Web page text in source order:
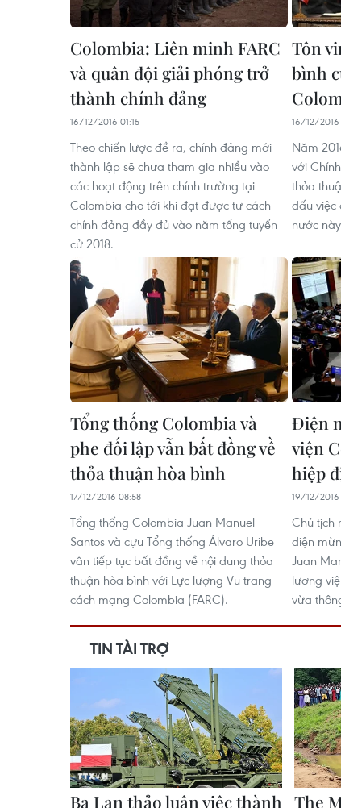
Colombia: Liên minh FARC
và quân đội giải phóng trở
thành chính đảng
16/12/2016 01:15
Theo chiến lược đề ra, chính đảng mới
thành lập sẽ chưa tham gia nhiều vào
các hoạt động trên chính trường tại
Colombia cho tới khi đạt được tư cách
chính đảng đầy đủ vào năm tổng tuyển
cử 2018.
Tôn
bình
16/12/2016
Năm
với
thỏa
dấu việc
nước
Tổng thống Colombia và
phe đối lập vẫn bất đồng về
thỏa thuận hòa bình
17/12/2016 08:58
Tổng thống Colombia Juan Manuel
Santos và cựu Tổng thống Álvaro Uribe
vẫn tiếp tục bất đồng về nội dung thỏa
thuận hòa bình với Lực lượng Vũ trang
cách mạng Colombia (FARC).
Điện
viện
hiệp
19/12/2016
Chủ tịch
điện
Juan
lưỡng
vừa